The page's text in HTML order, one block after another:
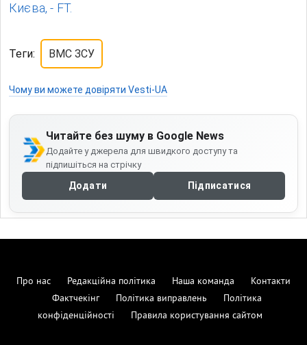
Києва, - FT.
Теги: ВМС ЗСУ
Чому ви можете довіряти Vesti-UA
Читайте без шуму в Google News
Додайте у джерела для швидкого доступу та
підпишіться на стрічку
Додати Підписатися
Про нас Редакційна політика Наша команда
Контакти
Фактчекінг
Політика виправлень
Політика
конфіденційності
Правила користування сайтом